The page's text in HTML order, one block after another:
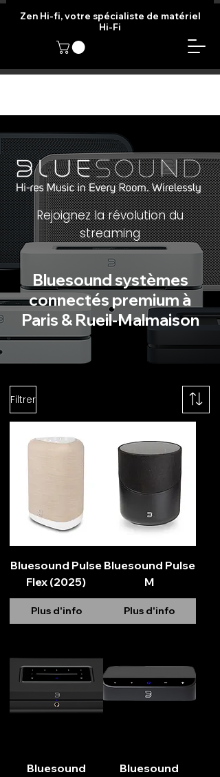
Zen Hi-fi, votre spécialiste de matériel
Hi-Fi
Rejoignez la révolution du
streaming
Bluesound systèmes
connectés premium à
Paris & Rueil-Malmaison
Filtrer
Bluesound Pulse
Flex (2025)
Plus d'info
Bluesound Pulse
M
Plus d'info
Bluesound
Bluesound